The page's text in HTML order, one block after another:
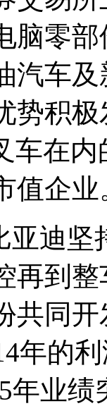
脑零
汽车
势积
车在
值企业
亚迪坚
再到
共同
年的
年业